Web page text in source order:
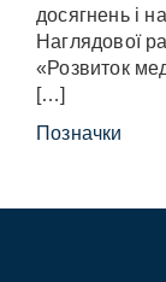
досягнень і
Наглядової
«Розвиток
[…]
Позначки